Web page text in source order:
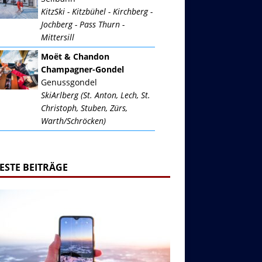
KitzSki - Kitzbühel - Kirchberg -
Jochberg - Pass Thurn -
Mittersill
Moët & Chandon
Champagner-Gondel
Genussgondel
SkiArlberg (St. Anton, Lech, St.
Christoph, Stuben, Zürs,
Warth/Schröcken)
BEITRÄGE